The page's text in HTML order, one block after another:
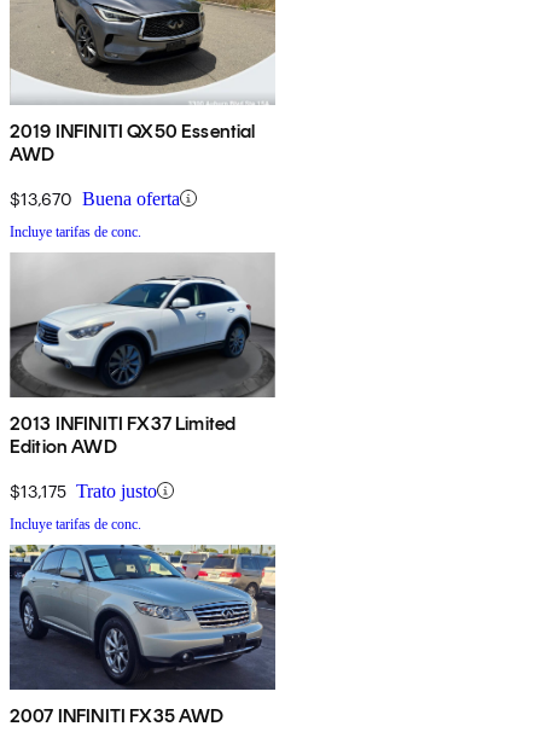
2019 INFINITI QX50 Essential
AWD
$13,670 Buena oferta
Incluye tarifas de conc.
2013 INFINITI FX37 Limited
Edition AWD
$13,175 Trato justo
Incluye tarifas de conc.
2007 INFINITI FX35 AWD